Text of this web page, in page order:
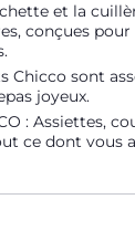
et la
conçues
Chicco sont
joyeux.
: Assiettes,
ce dont vous